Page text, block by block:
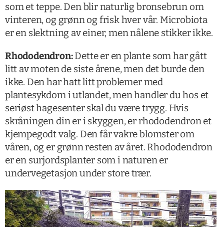
som et teppe. Den blir naturlig bronsebrun om
vinteren, og grønn og frisk hver vår. Microbiota
er en slektning av einer, men nålene stikker ikke.
Rhododendron:Dette er en plante som har gått
litt av moten de siste årene, men det burde den
ikke. Den har hatt litt problemer med
plantesykdom i utlandet, men handler du hos et
seriøst hagesenter skal du være trygg. Hvis
skråningen din er i skyggen, er rhododendron et
kjempegodt valg. Den får vakre blomster om
våren, og er grønn resten av året. Rhododendron
er en surjordsplanter som i naturen er
undervegetasjon under store trær.